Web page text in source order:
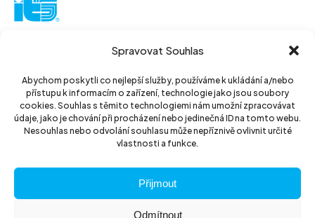
Spravovat Souhlas
Abychom poskytli co nejlepší služby, používáme k ukládání a/nebo
přístupu k informacím o zařízení, technologie jako jsou soubory
cookies. Souhlas s těmito technologiemi nám umožní zpracovávat
údaje, jako je chování při procházení nebo jedinečná ID na tomto webu.
Nesouhlas nebo odvolání souhlasu může nepříznivě ovlivnit určité
vlastnosti a funkce.
Přijmout
Odmítnout
130 52 Praha3
Czech Republic
IČ: 14889811